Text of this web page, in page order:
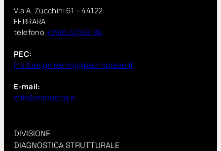
Via A. Zucchini 61 – 44122
FERRARA
telefono +390532769188
PEC:
insituengineering@pecimprese.it
E-mail:
info@insitueng.it
DIVISIONE
DIAGNOSTICA STRUTTURALE